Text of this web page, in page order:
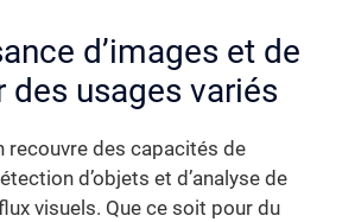
d’images et de
des usages variés
recouvre des capacités de
d’objets et d’analyse de
visuels. Que ce soit pour du